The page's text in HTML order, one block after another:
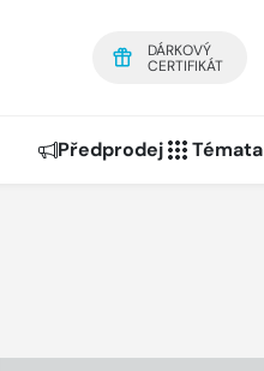
DÁRKOVÝ
CERTIFIKÁT
Předprodej Témata